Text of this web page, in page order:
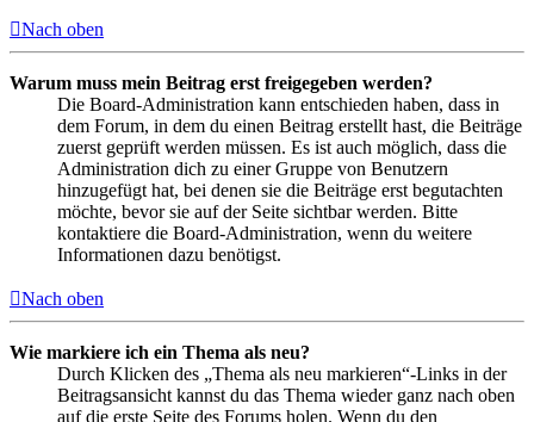
Nach oben
Warum muss mein Beitrag erst freigegeben werden?
Die Board-Administration kann entschieden haben, dass in
dem Forum, in dem du einen Beitrag erstellt hast, die Beiträge
zuerst geprüft werden müssen. Es ist auch möglich, dass die
Administration dich zu einer Gruppe von Benutzern
hinzugefügt hat, bei denen sie die Beiträge erst begutachten
möchte, bevor sie auf der Seite sichtbar werden. Bitte
kontaktiere die Board-Administration, wenn du weitere
Informationen dazu benötigst.
Nach oben
Wie markiere ich ein Thema als neu?
Durch Klicken des „Thema als neu markieren“-Links in der
Beitragsansicht kannst du das Thema wieder ganz nach oben
auf die erste Seite des Forums holen. Wenn du den